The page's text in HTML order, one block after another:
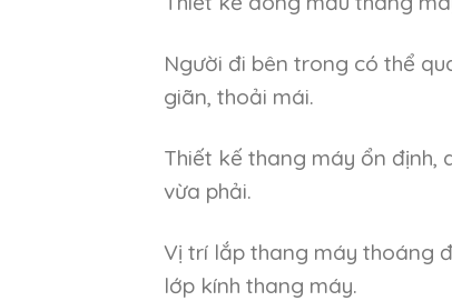
Người đi bên trong có thể
giãn, thoải mái.
Thiết kế thang máy ổn định,
vừa phải.
Vị trí lắp thang máy thoáng
lớp kính thang máy.